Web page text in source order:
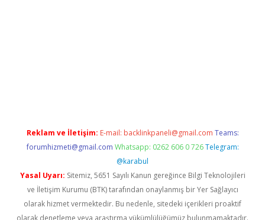
Reklam ve İletişim: E-mail: backlinkpaneli@gmail.com Teams:
forumhizmeti@gmail.com Whatsapp: 0262 606 0 726 Telegram:
@karabul
Yasal Uyarı: Sitemiz, 5651 Sayılı Kanun gereğince Bilgi Teknolojileri
ve İletişim Kurumu (BTK) tarafından onaylanmış bir Yer Sağlayıcı
olarak hizmet vermektedir. Bu nedenle, sitedeki içerikleri proaktif
olarak denetleme veya araştırma yükümlülüğümüz bulunmamaktadır.